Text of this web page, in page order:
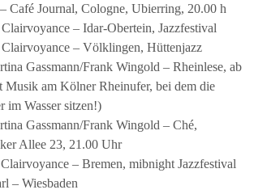
Café Journal, Cologne, Ubierring, 20.00 h
– Idar-Obertein, Jazzfestival
– Völklingen, Hüttenjazz
Gassmann/Frank Wingold – Rheinlese, ab
Musik am Kölner Rheinufer, bei dem die
im Wasser sitzen!)
Gassmann/Frank Wingold – Ché,
Allee 23, 21.00 Uhr
– Bremen, mibnight Jazzfestival
– Wiesbaden